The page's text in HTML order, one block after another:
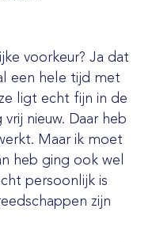
voorkeur? Ja dat
een hele tijd met
ligt echt fijn in de
nieuw. Daar heb
Maar ik moet
heb ging ook wel
persoonlijk is
zijn